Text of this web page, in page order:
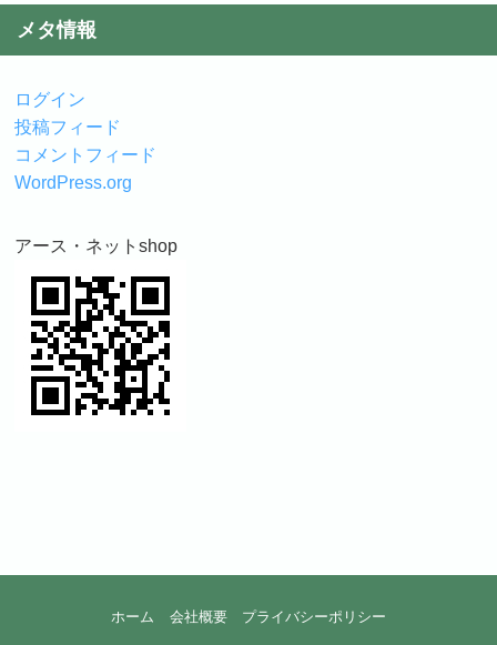
メタ情報
ログイン
投稿フィード
コメントフィード
WordPress.org
アース・ネットshop
ホーム 会社概要 プライバシーポリシー